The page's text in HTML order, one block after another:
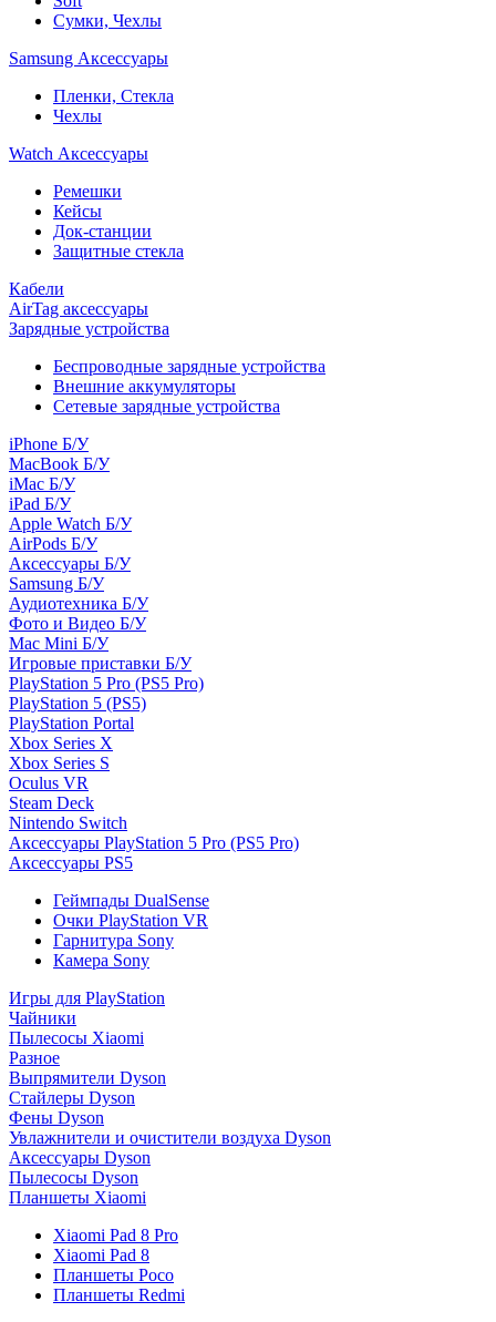
Сумки, Чехлы
Samsung Аксессуары
Пленки, Стекла
Чехлы
Watch Аксессуары
Ремешки
Кейсы
Док-станции
Защитные стекла
Кабели
AirTag аксессуары
Зарядные устройства
Беспроводные зарядные устройства
Внешние аккумуляторы
Сетевые зарядные устройства
iPhone Б/У
MacBook Б/У
iMac Б/У
iPad Б/У
Apple Watch Б/У
AirPods Б/У
Аксессуары Б/У
Samsung Б/У
Аудиотехника Б/У
Фото и Видео Б/У
Mac Mini Б/У
Игровые приставки Б/У
PlayStation 5 Pro (PS5 Pro)
PlayStation 5 (PS5)
PlayStation Portal
Xbox Series X
Xbox Series S
Oculus VR
Steam Deck
Nintendo Switch
Аксессуары PlayStation 5 Pro (PS5 Pro)
Аксессуары PS5
Геймпады DualSense
Очки PlayStation VR
Гарнитура Sony
Камера Sony
Игры для PlayStation
Чайники
Пылесосы Xiaomi
Разное
Выпрямители Dyson
Стайлеры Dyson
Фены Dyson
Увлажнители и очистители воздуха Dyson
Аксессуары Dyson
Пылесосы Dyson
Планшеты Xiaomi
Xiaomi Pad 8 Pro
Xiaomi Pad 8
Планшеты Poco
Планшеты Redmi